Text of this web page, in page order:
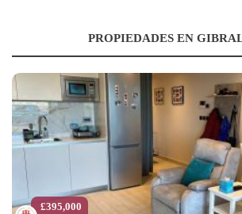
PROPIEDADES EN
£395,000